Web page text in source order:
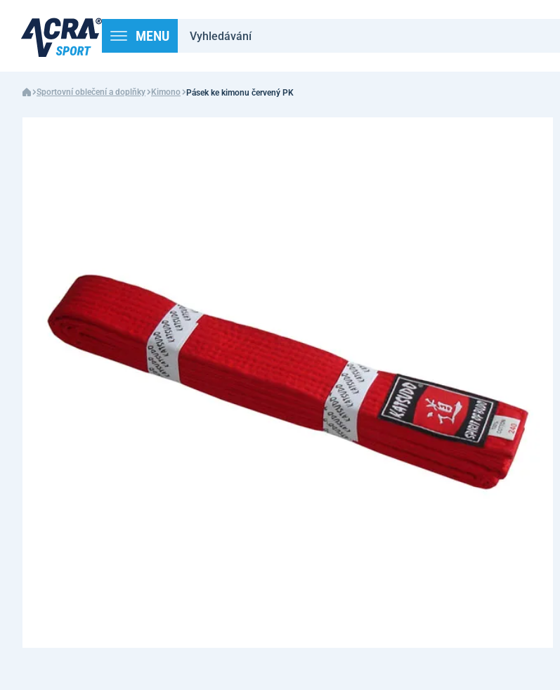
MENU
Sportovní oblečení a doplňky Kimono Pásek ke kimonu červený PK